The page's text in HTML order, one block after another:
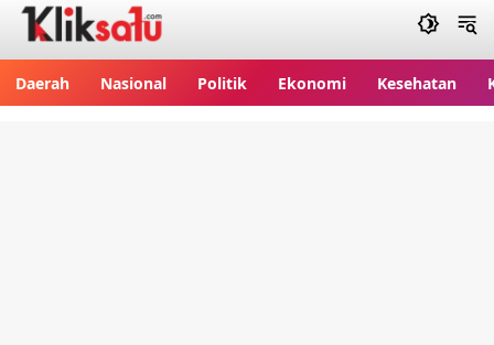
Daerah Nasional Politik Ekonomi Kesehatan